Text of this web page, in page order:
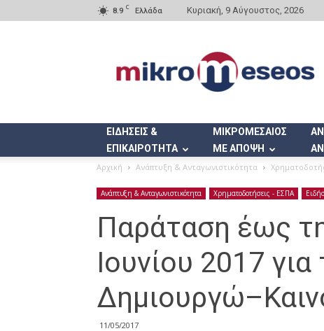
8.9 C Ελλάδα Κυριακή, 9 Αύγουστος, 2026
ΕΙΔΗΣΕΙΣ &
ΕΠΙΚΑΙΡΟΤΗΤΑ
ΜΙΚΡΟΜΕΣΑΙΟΣ
ΜΕ ΑΠΟΨΗ
Αρχική Ανάπτυξη & Ανταγωνιστικότητα
Ανάπτυξη & Ανταγωνιστικότητα Χρηματοδοτήσεις - ΕΣΠΑ
Παράταση έως
Ιουνίου 2017
11/05/2017